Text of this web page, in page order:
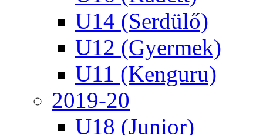
U14 (Serdülő)
U12 (Gyermek)
U11 (Kenguru)
2019-20
U18 (Junior)